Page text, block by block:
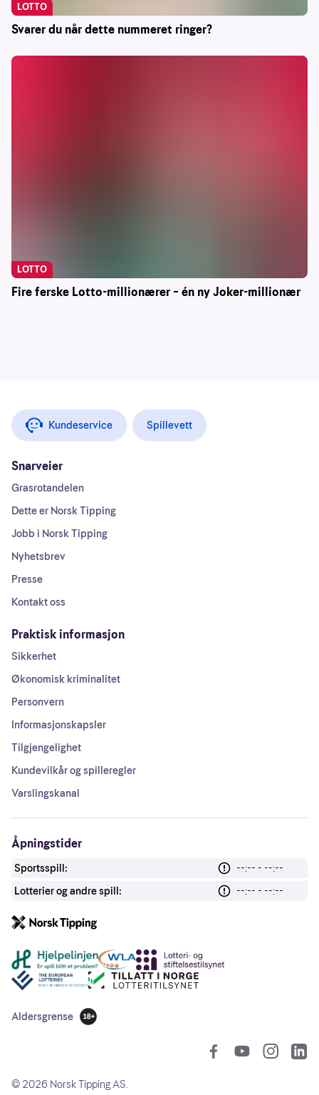
Svarer du når dette nummeret ringer?
LOTTO
Fire ferske Lotto-millionærer – én ny Joker-millionær
LOTTO
Kundeservice Spillevett
Snarveier
Grasrotandelen
Dette er Norsk Tipping
Jobb i Norsk Tipping
Nyhetsbrev
Presse
Kontakt oss
Praktisk informasjon
Sikkerhet
Økonomisk kriminalitet
Personvern
Informasjonskapsler
Tilgjengelighet
Kundevilkår og spilleregler
Varslingskanal
Åpningstider
Sportsspill:
--:-- - --:--
Lotterier og andre spill:
--:-- - --:--
Andre lenker
Aldersgrense
18 år
© 2026 Norsk Tipping AS.